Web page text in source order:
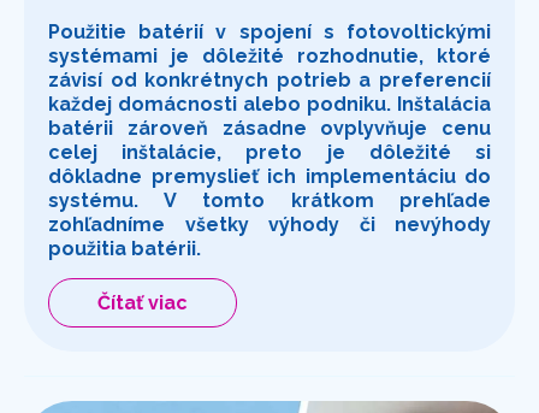
Použitie batérií v spojení s fotovoltickými
systémami je dôležité rozhodnutie, ktoré
závisí od konkrétnych potrieb a preferencií
každej domácnosti alebo podniku. Inštalácia
batérii zároveň zásadne ovplyvňuje cenu
celej inštalácie, preto je dôležité si
dôkladne premyslieť ich implementáciu do
systému. V tomto krátkom prehľade
zohľadníme všetky výhody či nevýhody
použitia batérii.
Čítať viac